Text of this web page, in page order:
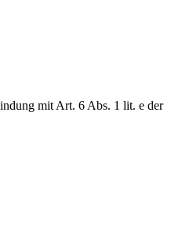
mit Art. 6 Abs. 1 lit. e der